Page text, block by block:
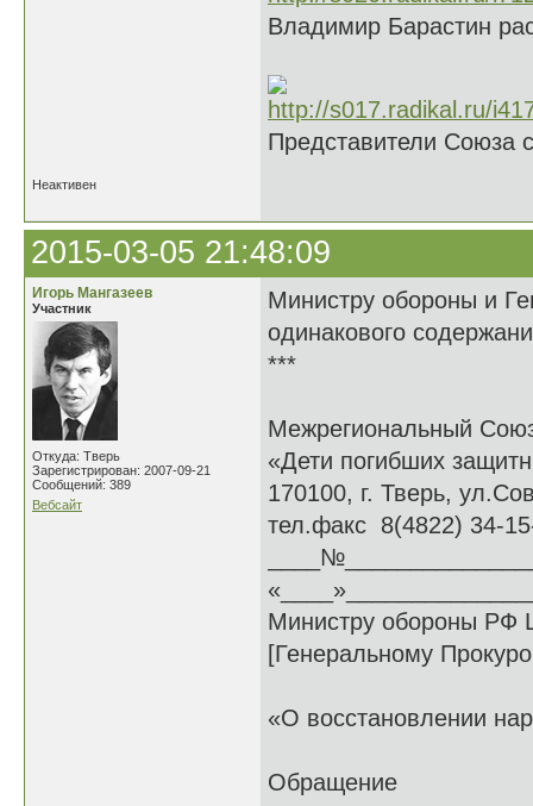
Владимир Барастин
Представители Союза
Неактивен
2015-03-05 21:48:09
Игорь Мангазеев
Участник
Откуда: Тверь
Зарегистрирован: 2007-09-21
Сообщений: 389
Вебсайт
Министру обороны и
одинакового
***
Межрегиональный
«Дети погибших
170100, г. Тверь,
тел.факс 8(4822) 34-
Министру обороны РФ
[Генеральному
«О восстановлении
Обращение